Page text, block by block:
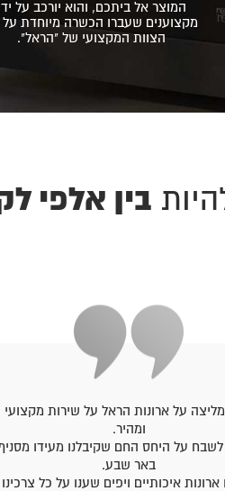
המוצר אל ביתכם, והוא יורכב על
מקצוענים שעברו הכשרה מיוחדת על
הצוות המקצועי של "הראל".
בין אלפי
על ארונות הראל על שירות מקצועי
ומהיר.
לשבח על היחס החם שקיבלנו מעידו מסניף
באר שבע.
ארונות איכותיים ויפים שענו על כל צרכינו